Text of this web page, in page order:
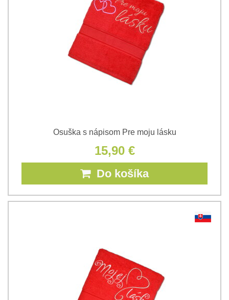
Osuška s nápisom Pre moju lásku
15,90 €
Do košíka